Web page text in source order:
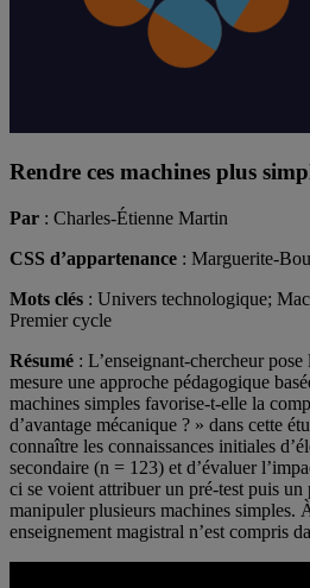
Rendre ces machines plus
Par : Charles-Étienne Martin
CSS d’appartenance : Marguerite-
Mots clés : Univers technologique;
Premier cycle
Résumé : L’enseignant-chercheur
mesure une approche pédagogique
machines simples favorise-t-elle la
d’avantage mécanique ? » dans cette
connaître les connaissances initiales
secondaire (n = 123) et d’évaluer
ci se voient attribuer un pré-test puis un
manipuler plusieurs machines simples.
enseignement magistral n’est compris